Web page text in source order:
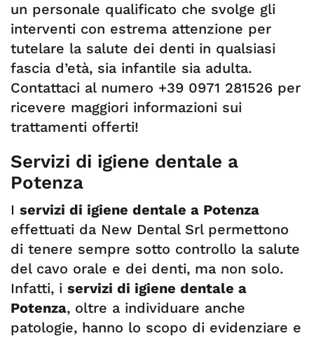
un personale qualificato che svolge gli
interventi con estrema attenzione per
tutelare la salute dei denti in qualsiasi
fascia d’età, sia infantile sia adulta.
Contattaci al numero +39 0971 281526 per
ricevere maggiori informazioni sui
trattamenti offerti!
Servizi di igiene dentale a
Potenza
I servizi di igiene dentale a Potenza
effettuati da New Dental Srl permettono
di tenere sempre sotto controllo la salute
del cavo orale e dei denti, ma non solo.
Infatti, i servizi di igiene dentale a
Potenza, oltre a individuare anche
patologie, hanno lo scopo di evidenziare e